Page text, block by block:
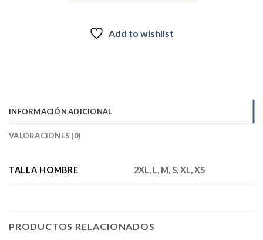
Add to wishlist
INFORMACIÓN ADICIONAL
VALORACIONES (0)
TALLA HOMBRE 2XL, L, M, S, XL, XS
PRODUCTOS RELACIONADOS